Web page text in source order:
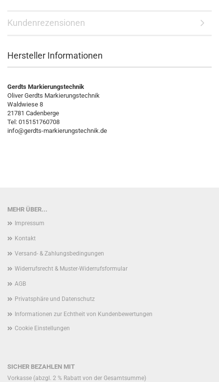
Kundenrezensionen
Hersteller Informationen
Gerdts Markierungstechnik
Oliver Gerdts Markierungstechnik
Waldwiese 8
21781 Cadenberge
Tel: 015151760708
info@gerdts-markierungstechnik.de
MEHR ÜBER...
Impressum
Kontakt
Versand- & Zahlungsbedingungen
Widerrufsrecht & Muster-Widerrufsformular
AGB
Privatsphäre und Datenschutz
Informationen zur Echtheit von Kundenbewertungen
Cookie Einstellungen
SICHER BEZAHLEN MIT
Vorkasse (abzgl. 2 % Rabatt von der Gesamtsumme)